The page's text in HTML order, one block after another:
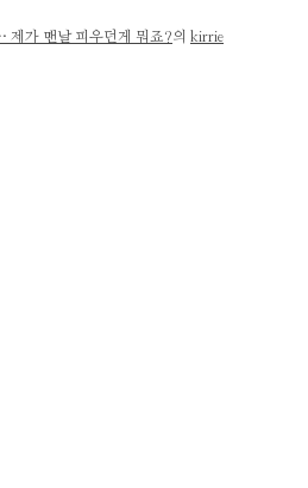
가 맨날 피우던게 뭐죠?의 kirrie